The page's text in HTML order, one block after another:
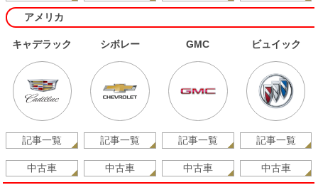
アメリカ
キャデラック
記事一覧
中古車
シボレー
記事一覧
中古車
GMC
記事一覧
中古車
ビュイック
記事一覧
中古車